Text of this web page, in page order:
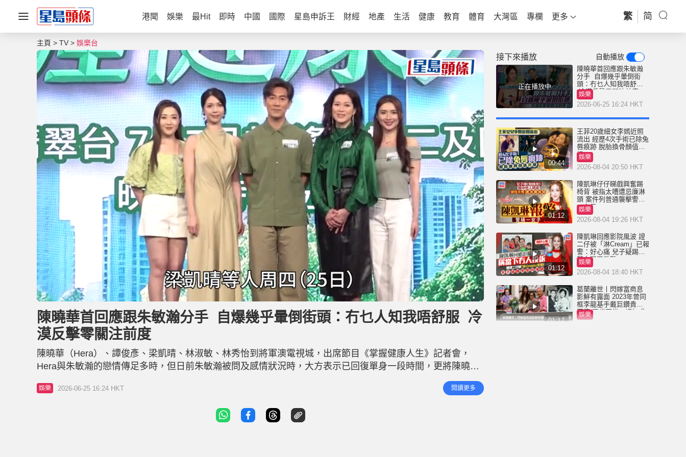
港聞 娛樂 最Hit 即時 中國 國際 星島申訴王 財經 地產 生活 健康 教育 體育 大灣區 專欄 更多 繁 简
主頁 TV 娛樂台
U
n
u
t
e
L
o
d
e
d
:
2
.
3
%
陳曉華首回應跟朱敏瀚分手 自爆幾乎暈倒街頭：冇乜人知我唔舒服 冷
漠反擊零關注前度
陳曉華（Hera）、譚俊彥、梁凱晴、林淑敏、林秀怡到將軍澳電視城，出席節目《掌握健康人生》記者會，
Hera與朱敏瀚的戀情傳足多時，但日前朱敏瀚被問及感情狀況時，大方表示已回復單身一段時間，更將陳曉華
「降呢」為「同事」，表明已沒聯絡。感情事成為焦點，Hera對此避而不談，同樣以「同事」稱呼對方，甩拖
的她一直拉開話題，表示寄情工作。 陳曉華幾乎暈倒街頭 陳曉華與朱敏瀚的感情生活成為焦點，問到心情如
娛樂 2026-06-25 16:24 HKT 閱讀更多
接下來播放 自動播放
正在播放中
陳曉華首回應跟朱敏瀚
分手 自爆幾乎暈倒街
頭：冇乜人知我唔舒服
冷漠反擊零關注前度
娛樂
2026-06-25 16:24 HKT
00:44
王菲20歲細女李嫣近照
流出 經歷4次手術已除兔
唇痕跡 脫胎換骨顏值升
級
娛樂
2026-08-04 20:50 HKT
01:12
陳凱琳仔仔睇戲興奮踢
椅背 被指太嘈遭忌廉淋
頭 案件列普通襲擊警緝
一女子
娛樂
2026-08-04 19:26 HKT
01:12
陳凱琳回應影院風波 證
二仔被「淋Cream」已報
警：好心痛 兒子疑踢凳
惹女觀眾發難
娛樂
2026-08-04 18:40 HKT
01:17
葛蘭離世丨閃嫁富商息
影鮮有露面 2023年曾同
框李龍基手戴巨鑽貴氣
滿瀉 四代同堂一切無求
娛樂